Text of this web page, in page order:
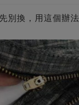
別換，用這個辦